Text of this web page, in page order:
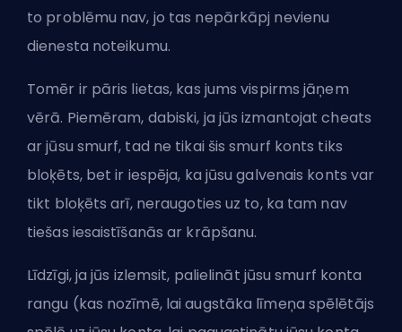
to problēmu nav, jo tas nepārkāpj nevienu
dienesta noteikumu.
Tomēr ir pāris lietas, kas jums vispirms jāņem
vērā. Piemēram, dabiski, ja jūs izmantojat cheats
ar jūsu smurf, tad ne tikai šis smurf konts tiks
bloķēts, bet ir iespēja, ka jūsu galvenais konts var
tikt bloķēts arī, neraugoties uz to, ka tam nav
tiešas iesaistīšanās ar krāpšanu.
Līdzīgi, ja jūs izlemsit, palielināt jūsu smurf konta
rangu (kas nozīmē, lai augstāka līmeņa spēlētājs